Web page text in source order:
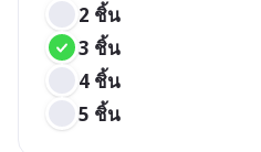
2 ชิ้น
3 ชิ้น
4 ชิ้น
5 ชิ้น